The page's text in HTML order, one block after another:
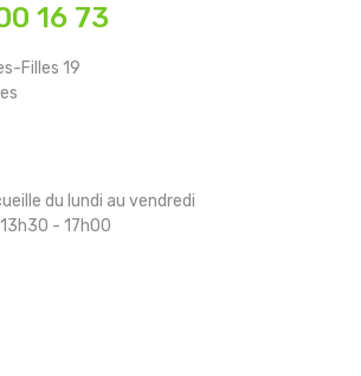
16 73
Filles 19
du lundi au vendredi
- 17h00